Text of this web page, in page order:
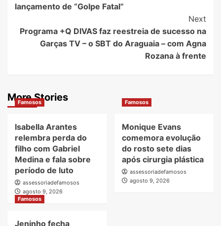
lançamento de “Golpe Fatal”
Next
Programa +Q DIVAS faz reestreia de sucesso na
Garças TV – o SBT do Araguaia – com Agna
Rozana à frente
More Stories
Famosos
Isabella Arantes
relembra perda do
filho com Gabriel
Medina e fala sobre
período de luto
assessoriadefamosos
agosto 9, 2026
Famosos
Monique Evans
comemora evolução
do rosto sete dias
após cirurgia plástica
assessoriadefamosos
agosto 9, 2026
Famosos
Jeninho fecha